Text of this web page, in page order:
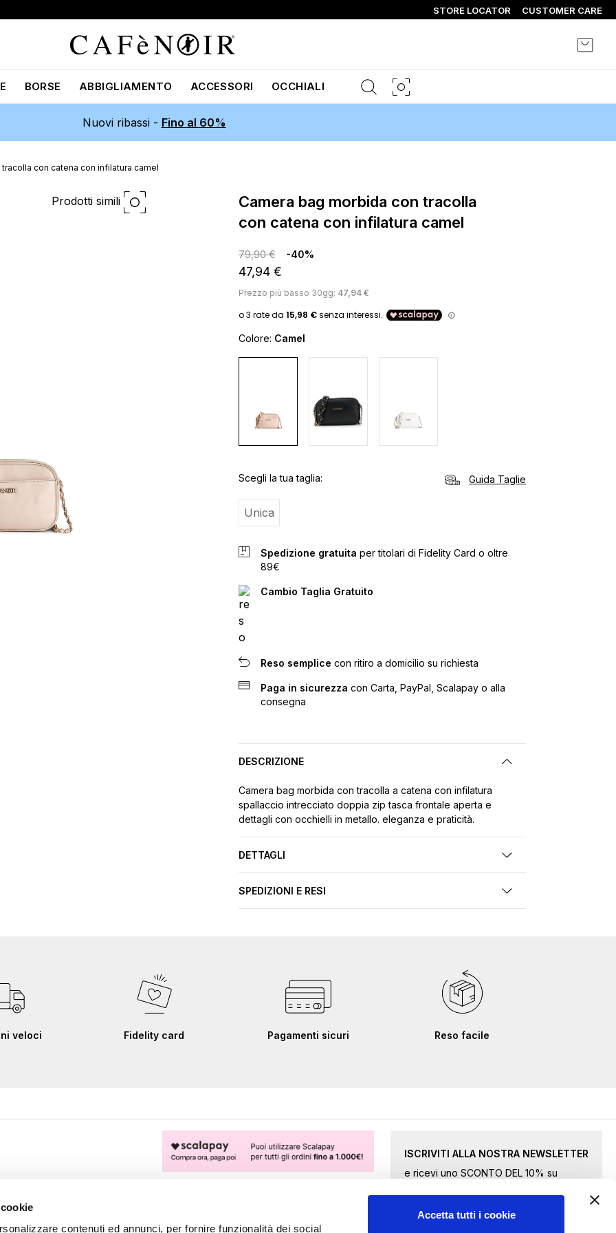
contenuti ed annunci, per fornire funzionalità dei social
Accetta tutti i cookie
STORE LOCATOR CUSTOMER CARE
BORSE ABBIGLIAMENTO ACCESSORI OCCHIALI
Nuovi ribassi - Fino al 60%
con catena con infilatura camel
Prodotti simili
camera bag morbida con tracolla
con catena con infilatura camel
79,90 € -40%
47,94 €
Prezzo più basso 30gg: 47,94 €
Colore: Camel
Scegli la tua taglia
Unica
Guida Taglie
Spedizione gratuita per titolari di Fidelity Card o oltre
89€
Cambio Taglia Gratuito
Reso semplice con ritiro a domicilio su richiesta
Paga in sicurezza con Carta, PayPal, Scalapay o alla
consegna
DESCRIZIONE
Camera bag morbida con tracolla a catena con infilatura
spallaccio intrecciato doppia zip tasca frontale aperta e
dettagli con occhielli in metallo. eleganza e praticità.
DETTAGLI
SPEDIZIONI E RESI
veloci Fidelity card Pagamenti sicuri Reso facile
ISCRIVITI ALLA NOSTRA NEWSLETTER
e ricevi uno SCONTO DEL 10% su